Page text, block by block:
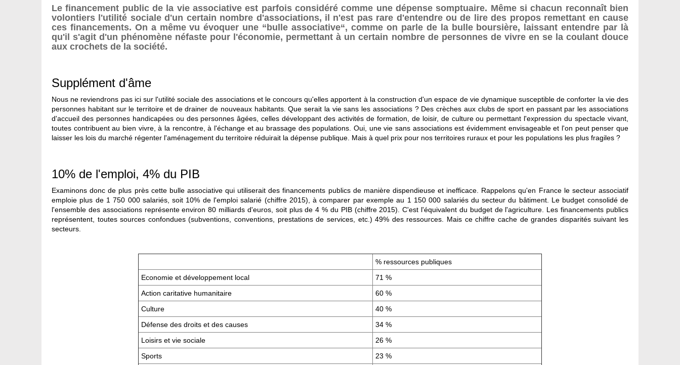
Le financement public de la vie associative est parfois considéré comme une dépense somptuaire. Même si chacun reconnaît bien
volontiers l'utilité sociale d'un certain nombre d'associations, il n'est pas rare d'entendre ou de lire des propos remettant en cause
ces financements. On a même vu évoquer une “bulle associative“, comme on parle de la bulle boursière, laissant entendre par là
qu'il s'agit d'un phénomène néfaste pour l'économie, permettant à un certain nombre de personnes de vivre en se la coulant douce
aux crochets de la société.
Supplément d'âme
Nous ne reviendrons pas ici sur l'utilité sociale des associations et le concours qu'elles apportent à la construction d'un espace de vie dynamique susceptible de conforter la vie des
personnes habitant sur le territoire et de drainer de nouveaux habitants. Que serait la vie sans les associations ? Des crèches aux clubs de sport en passant par les associations
d'accueil des personnes handicapées ou des personnes âgées, celles développant des activités de formation, de loisir, de culture ou permettant l'expression du spectacle vivant,
toutes contribuent au bien vivre, à la rencontre, à l'échange et au brassage des populations. Oui, une vie sans associations est évidemment envisageable et l'on peut penser que
laisser les lois du marché régenter l'aménagement du territoire réduirait la dépense publique. Mais à quel prix pour nos territoires ruraux et pour les populations les plus fragiles ?
10% de l'emploi, 4% du PIB
Examinons donc de plus près cette bulle associative qui utiliserait des financements publics de manière dispendieuse et inefficace. Rappelons qu'en France le secteur associatif
emploie plus de 1 750 000 salariés, soit 10% de l'emploi salarié (chiffre 2015), à comparer par exemple au 1 150 000 salariés du secteur du bâtiment. Le budget consolidé de
l'ensemble des associations représente environ 80 milliards d'euros, soit plus de 4 % du PIB (chiffre 2015). C'est l'équivalent du budget de l'agriculture. Les financements publics
représentent, toutes sources confondues (subventions, conventions, prestations de services, etc.) 49% des ressources. Mais ce chiffre cache de grandes disparités suivant les
secteurs.
% ressources publiques
Economie et développement local
71 %
Action caritative humanitaire
60 %
Culture
40 %
Défense des droits et des causes
34 %
Loisirs et vie sociale
26 %
Sports
23 %